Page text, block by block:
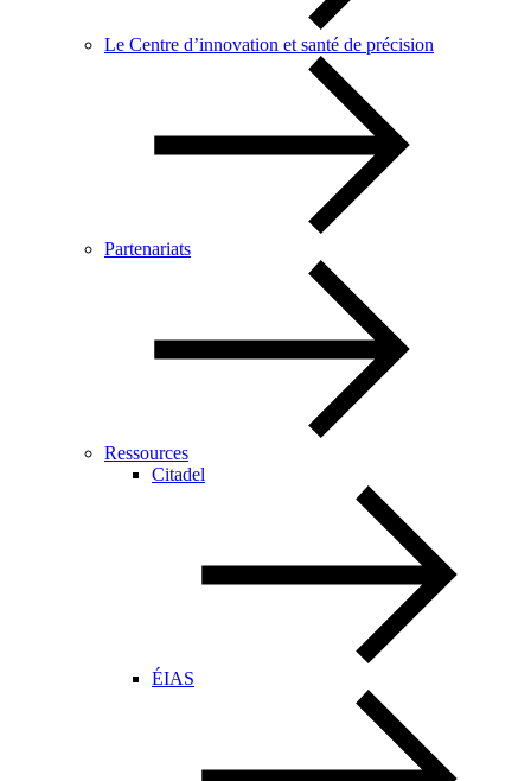
Le Centre d’innovation et santé de précision
Partenariats
Ressources
Citadel
ÉIAS